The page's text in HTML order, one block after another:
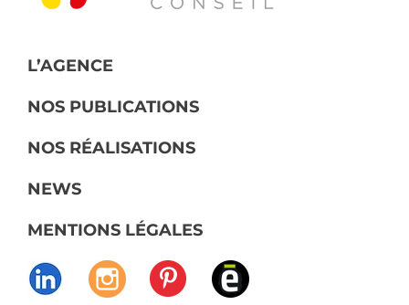
L’AGENCE
NOS PUBLICATIONS
NOS RÉALISATIONS
NEWS
MENTIONS LÉGALES